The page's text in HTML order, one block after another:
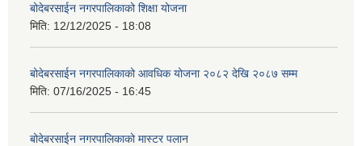
बोदेबरसाईन नगरपालिकाको शिक्षा योजना
मिति: 12/12/2025 - 18:08
बोदेबरसाईन नगरपालिकाको आवधिक योजना २०८२ देखि २०८७ सम्म
मिति: 07/16/2025 - 16:45
बोदेबरसाईन नगरपालिकाको मास्टर पलान